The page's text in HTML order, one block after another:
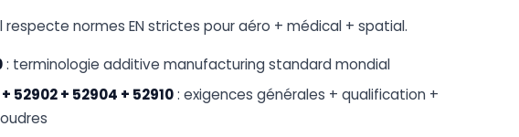
respecte normes EN strictes pour aéro + médical + spatial.
: terminologie additive manufacturing standard mondial
52902 + 52904 + 52910: exigences générales + qualification +